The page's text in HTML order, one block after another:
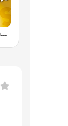
CLASSIC HITS anni 70 80 90